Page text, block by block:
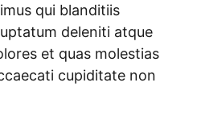
qui blanditiis
deleniti atque
et quas molestias
cupiditate non